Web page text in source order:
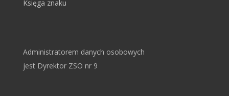
Księga znaku
Administratorem danych osobowych
jest Dyrektor ZSO nr 9